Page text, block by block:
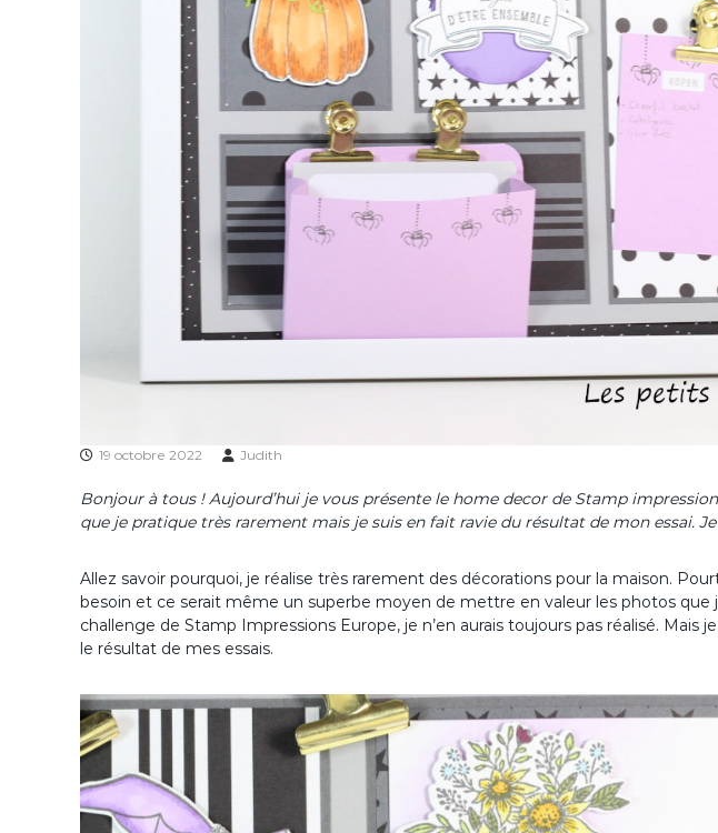
19 octobre 2022 Judith
Bonjour à tous ! Aujourd’hui je vous présente le home decor de Stamp
que je pratique très rarement mais je suis en fait ravie du résultat de mon essai.
Allez savoir pourquoi, je réalise très rarement des décorations pour la maison.
besoin et ce serait même un superbe moyen de mettre en valeur les photos que
challenge de Stamp Impressions Europe, je n’en aurais toujours pas réalisé. Mais
le résultat de mes essais.